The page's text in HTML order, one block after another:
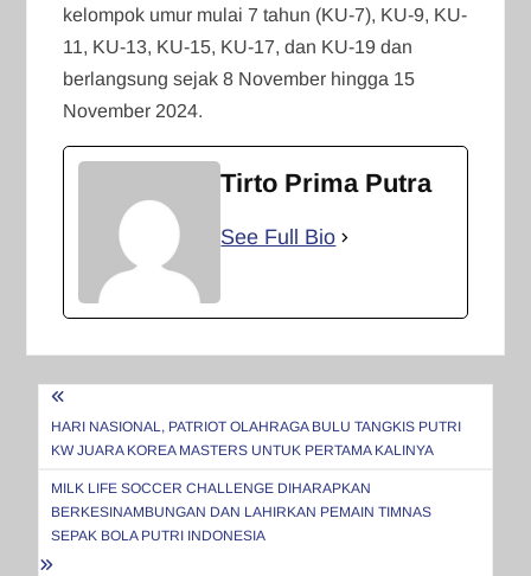
kelompok umur mulai 7 tahun (KU-7), KU-9, KU-
11, KU-13, KU-15, KU-17, dan KU-19 dan
berlangsung sejak 8 November hingga 15
November 2024.
Tirto Prima Putra
See Full Bio
Navigasi
pos
HARI NASIONAL, PATRIOT OLAHRAGA BULU TANGKIS PUTRI
KW JUARA KOREA MASTERS UNTUK PERTAMA KALINYA
MILK LIFE SOCCER CHALLENGE DIHARAPKAN
BERKESINAMBUNGAN DAN LAHIRKAN PEMAIN TIMNAS
SEPAK BOLA PUTRI INDONESIA